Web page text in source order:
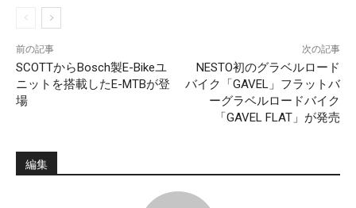
前の記事
SCOTTからBosch製E-Bikeユ
ニットを搭載したE-MTBが登
場
次の記事
NESTO初のグラベルロード
バイク「GAVEL」フラットバ
ーグラベルロードバイク
「GAVEL FLAT」が発売
編集